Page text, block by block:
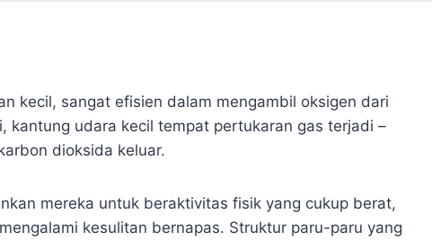
kecil, sangat efisien dalam mengambil oksigen dari
kantung udara kecil tempat pertukaran gas terjadi –
dioksida keluar.
mereka untuk beraktivitas fisik yang cukup berat,
kesulitan bernapas. Struktur paru-paru yang